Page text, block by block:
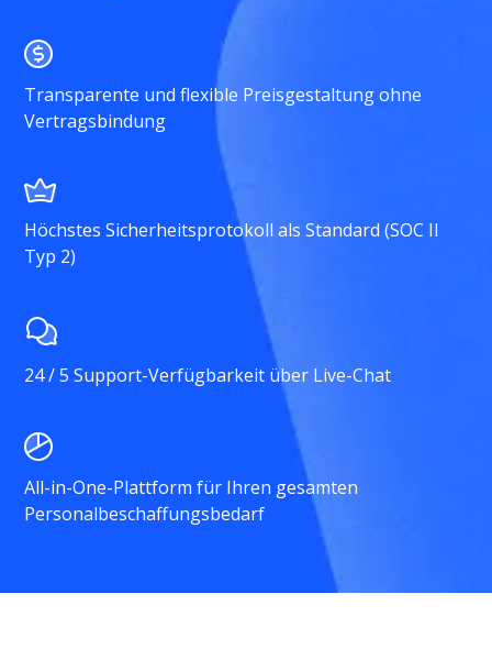
Transparente und flexible Preisgestaltung ohne
Vertragsbindung
Höchstes Sicherheitsprotokoll als Standard (SOC II
Typ 2)
24 / 5 Support-Verfügbarkeit über Live-Chat
All-in-One-Plattform für Ihren gesamten
Personalbeschaffungsbedarf